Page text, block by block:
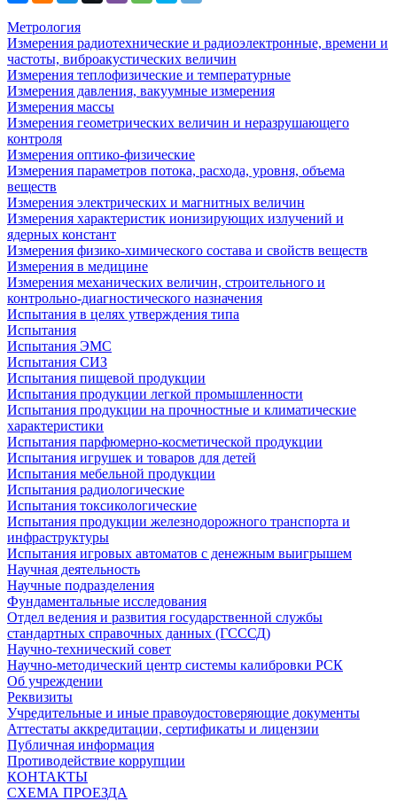
Метрология
Измерения радиотехнические и радиоэлектронные, времени и
частоты, виброакустических величин
Измерения теплофизические и температурные
Измерения давления, вакуумные измерения
Измерения массы
Измерения геометрических величин и неразрушающего
контроля
Измерения оптико-физические
Измерения параметров потока, расхода, уровня, объема
веществ
Измерения электрических и магнитных величин
Измерения характеристик ионизирующих излучений и
ядерных констант
Измерения физико-химического состава и свойств веществ
Измерения в медицине
Измерения механических величин, строительного и
контрольно-диагностического назначения
Испытания в целях утверждения типа
Испытания
Испытания ЭМС
Испытания СИЗ
Испытания пищевой продукции
Испытания продукции легкой промышленности
Испытания продукции на прочностные и климатические
характеристики
Испытания парфюмерно-косметической продукции
Испытания игрушек и товаров для детей
Испытания мебельной продукции
Испытания радиологические
Испытания токсикологические
Испытания продукции железнодорожного транспорта и
инфраструктуры
Испытания игровых автоматов с денежным выигрышем
Научная деятельность
Научные подразделения
Фундаментальные исследования
Отдел ведения и развития государственной службы
стандартных справочных данных (ГСССД)
Научно-технический совет
Научно-методический центр системы калибровки РСК
Об учреждении
Реквизиты
Учредительные и иные правоудостоверяющие документы
Аттестаты аккредитации, сертификаты и лицензии
Публичная информация
Противодействие коррупции
КОНТАКТЫ
СХЕМА ПРОЕЗДА